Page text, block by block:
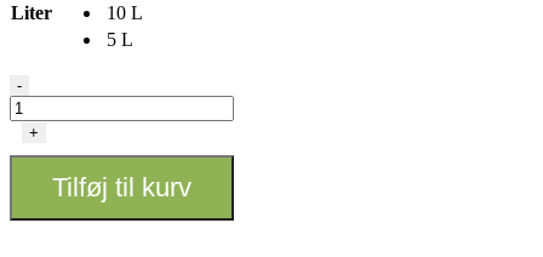
Liter
10 L
5 L
Canna
Zym
antal
-
+
Tilføj til kurv